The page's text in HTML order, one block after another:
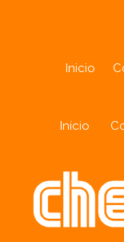
Inicio
Início